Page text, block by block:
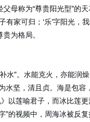
母称为“尊贵阳光型”的
有家可归；‘乐’字阳光
为格局。
水”。水能克火，亦能润
水坚，清且贞。海是包
以莲喻君子，而冰比莲
”的视频中，周海冰被反